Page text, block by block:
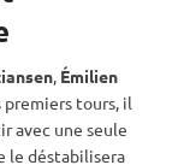
, Émilien
premiers tours, il
avec une seule
le déstabilisera